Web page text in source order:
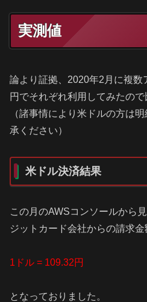
実測値
論より証拠、2020年2月に複数
円でそれぞれ利用してみたので
（諸事情により米ドルの方は
承ください）
米ドル決済結果
この月のAWSコンソールから
ジットカード会社からの請求
1ドル = 109.32円
となっておりました。